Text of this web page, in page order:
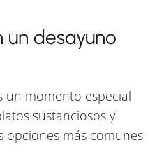
un desayuno
un momento especial
sustanciosos y
opciones más comunes